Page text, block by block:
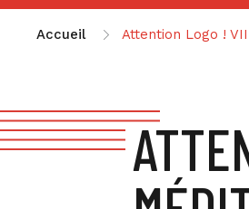
Accueil Attention Logo !